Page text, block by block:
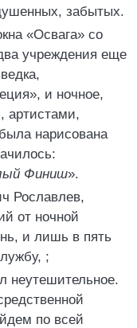
забытых.
«Освага» со
учреждения еще
и ночное,
артистами,
нарисована
Финиш».
Рославлев,
от ночной
и лишь в пять
;
неутешительное.
по всей